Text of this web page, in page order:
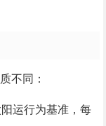
不同：
阳运行为基准，每